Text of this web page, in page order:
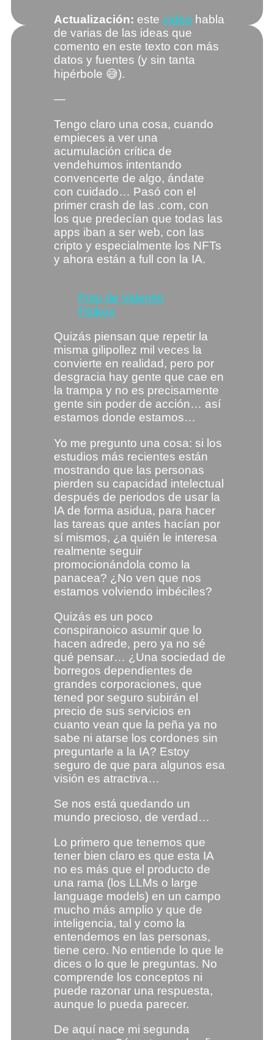
Actualización: este vídeo habla
de varias de las ideas que
comento en este texto con más
datos y fuentes (y sin tanta
hipérbole 😅).
—
Tengo claro una cosa, cuando
empieces a ver una
acumulación crítica de
vendehumos intentando
convencerte de algo, ándate
con cuidado… Pasó con el
primer crash de las .com, con
los que predecían que todas las
apps iban a ser web, con las
cripto y especialmente los NFTs
y ahora están a full con la IA.
Foto de Valentin
Petkov
Quizás piensan que repetir la
misma gilipollez mil veces la
convierte en realidad, pero por
desgracia hay gente que cae en
la trampa y no es precisamente
gente sin poder de acción… así
estamos donde estamos…
Yo me pregunto una cosa: si los
estudios más recientes están
mostrando que las personas
pierden su capacidad intelectual
después de periodos de usar la
IA de forma asidua, para hacer
las tareas que antes hacían por
sí mismos, ¿a quién le interesa
realmente seguir
promocionándola como la
panacea? ¿No ven que nos
estamos volviendo imbéciles?
Quizás es un poco
conspiranoico asumir que lo
hacen adrede, pero ya no sé
qué pensar… ¿Una sociedad de
borregos dependientes de
grandes corporaciones, que
tened por seguro subirán el
precio de sus servicios en
cuanto vean que la peña ya no
sabe ni atarse los cordones sin
preguntarle a la IA? Estoy
seguro de que para algunos esa
visión es atractiva…
Se nos está quedando un
mundo precioso, de verdad…
Lo primero que tenemos que
tener bien claro es que esta IA
no es más que el producto de
una rama (los LLMs o large
language models) en un campo
mucho más amplio y que de
inteligencia, tal y como la
entendemos en las personas,
tiene cero. No entiende lo que le
dices o lo que le preguntas. No
comprende los conceptos ni
puede razonar una respuesta,
aunque lo pueda parecer.
De aquí nace mi segunda